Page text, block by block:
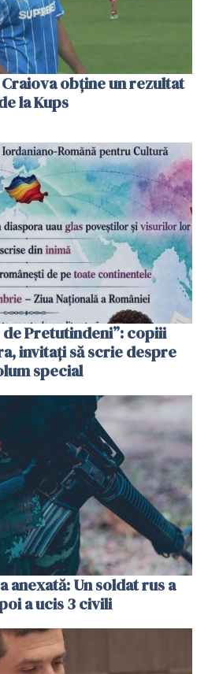
obține un rezultat
la Kups
Pretutindeni”: copiii
invitați să scrie despre
special
anexată: Un soldat rus a
a ucis 3 civili